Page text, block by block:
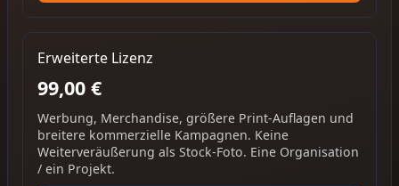
Erweiterte Lizenz
99,00 €
Werbung, Merchandise, größere Print-Auflagen und
breitere kommerzielle Kampagnen. Keine
Weiterveräußerung als Stock-Foto. Eine Organisation
/ ein Projekt.